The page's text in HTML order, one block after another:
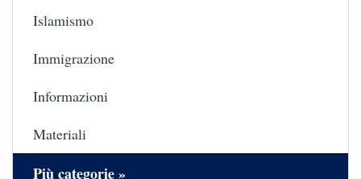
Islamismo
Immigrazione
Informazioni
Materiali
Più categorie »